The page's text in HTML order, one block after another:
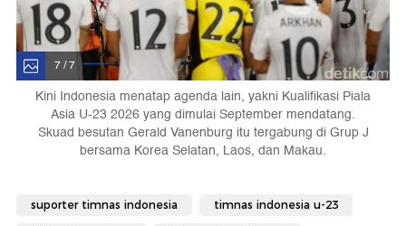
7 / 7
Kini Indonesia menatap agenda lain, yakni Kualifikasi Piala
Asia U-23 2026 yang dimulai September mendatang.
Skuad besutan Gerald Vanenburg itu tergabung di Grup J
bersama Korea Selatan, Laos, dan Makau.
suporter timnas indonesia timnas indonesia u-23